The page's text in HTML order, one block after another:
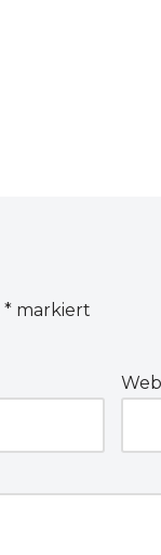
* markiert